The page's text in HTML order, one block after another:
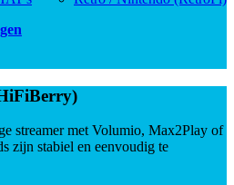
streamer met Volumio, Max2Play of
zijn stabiel en eenvoudig te